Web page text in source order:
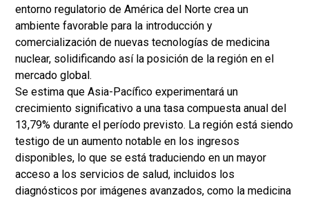
entorno regulatorio de América del Norte crea un
ambiente favorable para la introducción y
comercialización de nuevas tecnologías de medicina
nuclear, solidificando así la posición de la región en el
mercado global.
Se estima que Asia-Pacífico experimentará un
crecimiento significativo a una tasa compuesta anual del
13,79% durante el período previsto. La región está siendo
testigo de un aumento notable en los ingresos
disponibles, lo que se está traduciendo en un mayor
acceso a los servicios de salud, incluidos los
diagnósticos por imágenes avanzados, como la medicina